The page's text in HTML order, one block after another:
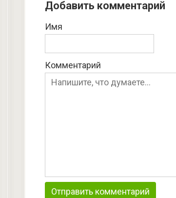
Добавить комментарий
Имя
Комментарий